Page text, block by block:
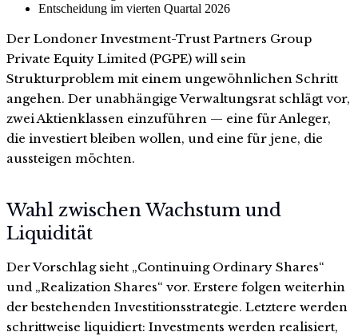
Entscheidung im vierten Quartal 2026
Der Londoner Investment-Trust Partners Group
Private Equity Limited (PGPE) will sein
Strukturproblem mit einem ungewöhnlichen Schritt
angehen. Der unabhängige Verwaltungsrat schlägt vor,
zwei Aktienklassen einzuführen — eine für Anleger,
die investiert bleiben wollen, und eine für jene, die
aussteigen möchten.
Wahl zwischen Wachstum und
Liquidität
Der Vorschlag sieht „Continuing Ordinary Shares“
und „Realization Shares“ vor. Erstere folgen weiterhin
der bestehenden Investitionsstrategie. Letztere werden
schrittweise liquidiert: Investments werden realisiert,